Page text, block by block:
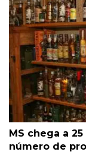
MS chega a
número de